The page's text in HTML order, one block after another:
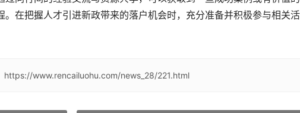
在把握人才引进新政带来的落户机会时，充分准备并积极参与相关活
https://www.rencailuohu.com/news_28/221.html